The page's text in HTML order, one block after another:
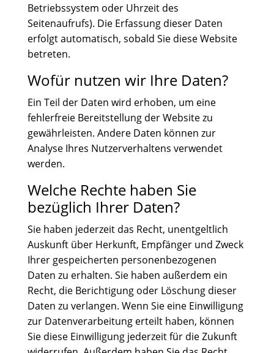
Betriebssystem oder Uhrzeit des
Seitenaufrufs). Die Erfassung dieser Daten
erfolgt automatisch, sobald Sie diese Website
betreten.
Wofür nutzen wir Ihre Daten?
Ein Teil der Daten wird erhoben, um eine
fehlerfreie Bereitstellung der Website zu
gewährleisten. Andere Daten können zur
Analyse Ihres Nutzerverhaltens verwendet
werden.
Welche Rechte haben Sie
bezüglich Ihrer Daten?
Sie haben jederzeit das Recht, unentgeltlich
Auskunft über Herkunft, Empfänger und Zweck
Ihrer gespeicherten personenbezogenen
Daten zu erhalten. Sie haben außerdem ein
Recht, die Berichtigung oder Löschung dieser
Daten zu verlangen. Wenn Sie eine Einwilligung
zur Datenverarbeitung erteilt haben, können
Sie diese Einwilligung jederzeit für die Zukunft